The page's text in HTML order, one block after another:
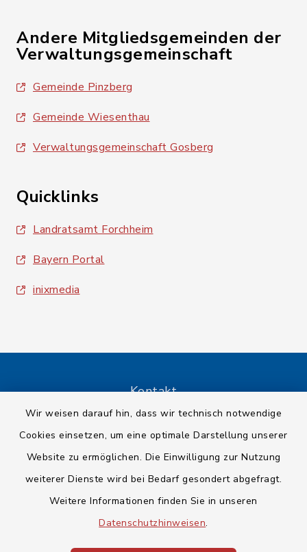
Wir weisen darauf hin, dass wir technisch notwendige
Cookies einsetzen, um eine optimale Darstellung unserer
Website zu ermöglichen. Die Einwilligung zur Nutzung
weiterer Dienste wird bei Bedarf gesondert abgefragt.
Weitere Informationen finden Sie in unseren
Datenschutzhinweisen.
Andere Mitgliedsgemeinden der
Verwaltungsgemeinschaft
Gemeinde Pinzberg
Gemeinde Wiesenthau
Verwaltungsgemeinschaft Gosberg
Quicklinks
Landratsamt Forchheim
Bayern Portal
inixmedia
Kontakt
Datenschutz
Impressum